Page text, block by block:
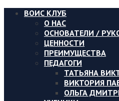
ВОИС КЛУБ
О НАС
ОСНОВАТЕЛИ /
ЦЕННОСТИ
ПРЕИМУЩЕСТВА
ПЕДАГОГИ
ТАТЬЯНА
ВИКТОРИЯ
ОЛЬГА